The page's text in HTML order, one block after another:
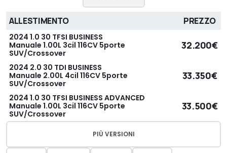
ALLESTIMENTO PREZZO
2024 1.0 30 TFSI BUSINESS
Manuale 1.00L 3cil 116CV 5porte
SUV/Crossover
32.200€
2024 2.0 30 TDI BUSINESS
Manuale 2.00L 4cil 116CV 5porte
SUV/Crossover
33.350€
2024 1.0 30 TFSI BUSINESS ADVANCED
Manuale 1.00L 3cil 116CV 5porte
SUV/Crossover
33.500€
PIÙ VERSIONI